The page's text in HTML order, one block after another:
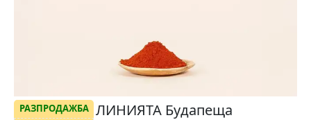
РАЗПРОДАЖБА ЛИНИЯТА Будапеща